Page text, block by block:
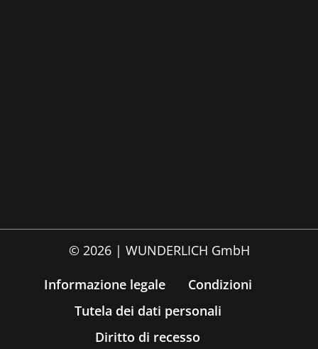
© 2026 | WUNDERLICH GmbH
Informazione legale
Condizioni
Tutela dei dati personali
Diritto di recesso